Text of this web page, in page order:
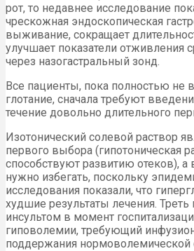
рот, то недавнее исследование
чрескожная эндоскопическая
выживание, сокращает
улучшает показатели отживления
через назогастральный зонд.
Все пациенты, пока полностью не
глотание, сначала требуют
течение довольно длительного
Изотонический солевой раствор
первого выбора (гипотоническая
способствуют развитию отеков),
нужно избегать, поскольку
исследования показали, что
худшие результаты лечения. Треть
инсультом в момент
гиповолемии, требующий
поддержания нормоволемической